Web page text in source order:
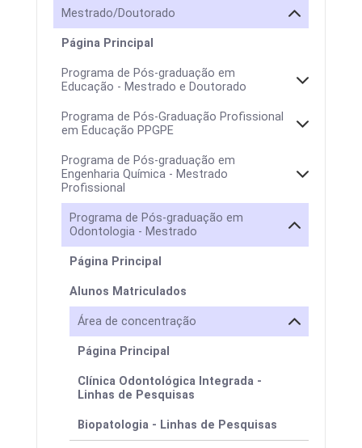
Mestrado/Doutorado
Página Principal
Programa de Pós-graduação em
Educação - Mestrado e Doutorado
Programa de Pós-Graduação Profissional
em Educação PPGPE
Colegiado
Calendários
Programa de Pós-graduação em
Engenharia Química - Mestrado
Profissional
Programa de Pós-graduação em
Odontologia - Mestrado
Página Principal
Alunos Matriculados
Área de concentração
Página Principal
Clínica Odontológica Integrada -
Linhas de Pesquisas
Biopatologia - Linhas de Pesquisas